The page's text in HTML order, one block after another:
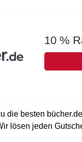
10 %
die besten
lösen jeden